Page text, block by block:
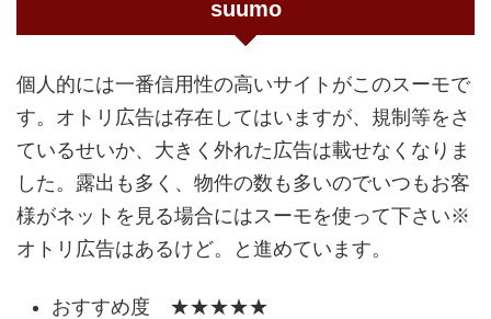
suumo
個人的には一番信用性の高いサイトがこのスーモで
す。オトリ広告は存在してはいますが、規制等をさ
ているせいか、大きく外れた広告は載せなくなりま
した。露出も多く、物件の数も多いのでいつもお客
様がネットを見る場合にはスーモを使って下さい※
オトリ広告はあるけど。と進めています。
おすすめ度 ★★★★★